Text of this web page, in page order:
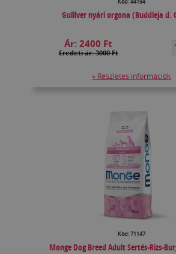
Kód: 44194
Gulliver nyári orgona (Buddleja d.
Ár:2400 Ft
Eredeti ár: 3000 Ft
» Részletes információk
Kód: 71147
Monge Dog Breed Adult Sertés-Rizs-